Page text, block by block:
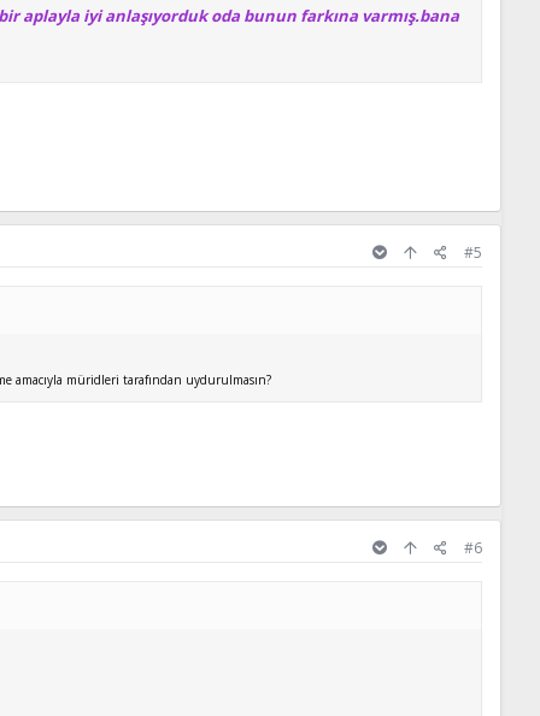
aplayla iyi anlaşıyorduk oda bunun farkına varmış.bana
#5
amacıyla müridleri tarafından uydurulmasın?
#6